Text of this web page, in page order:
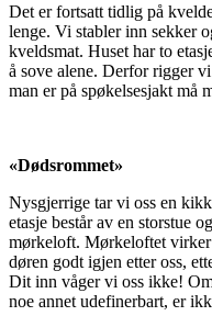
Det er fortsatt tidlig på
lenge. Vi stabler inn sekker
kveldsmat. Huset har to
å sove alene. Derfor rigger
man er på spøkelsesjakt må
«Dødsrommet»
Nysgjerrige tar vi oss en
etasje består av en storstue
mørkeloft. Mørkeloftet
døren godt igjen etter oss,
Dit inn våger vi oss ikke!
noe annet udefinerbart, er